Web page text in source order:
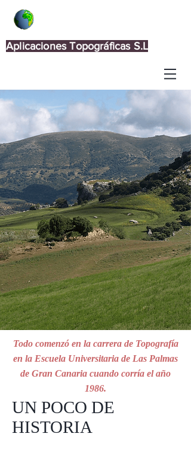
Aplicaciones Topográficas S.L
Todo comenzó en la carrera de Topografía
en la Escuela Universitaria de Las Palmas
de Gran Canaria cuando corría el año
1986.
UN POCO DE
HISTORIA